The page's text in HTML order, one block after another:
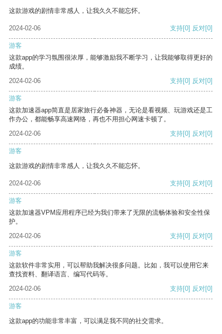
这款游戏的剧情非常感人，让我久久不能忘怀。
2024-02-06 支持[0] 反对[0]
游客
这款app的学习氛围很浓厚，能够激励我不断学习，让我能够取得更好的
成绩。
2024-02-06
支持[0] 反对[0]
游客
这款加速器app简直是居家旅行必备神器，无论是看视频、玩游戏还是工
作办公，都能畅享高速网络，再也不用担心网速卡顿了。
2024-02-06
支持[0] 反对[0]
游客
这款游戏的剧情非常感人，让我久久不能忘怀。
2024-02-06 支持[0] 反对[0]
游客
这款加速器VPM应用程序已经为我们带来了无限的流畅体验和安全性保
护。
2024-02-06
支持[0] 反对[0]
游客
这款软件非常实用，可以帮助我解决很多问题。比如，我可以使用它来
查找资料、翻译语言、编写代码等。
2024-02-06
支持[0] 反对[0]
游客
这款app的功能非常丰富，可以满足我不同的社交需求。